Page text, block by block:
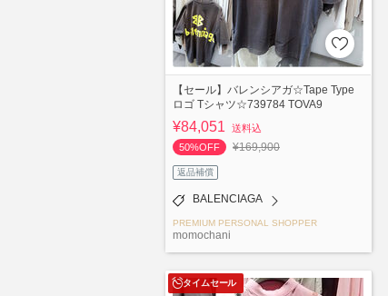
【セール】バレンシアガ☆Tape Type
ロゴ Tシャツ☆739784 TOVA9
¥84,051
送料込
50%OFF
¥169,900
返品補償
BALENCIAGA
PREMIUM PERSONAL SHOPPER
momochani
タイムセール